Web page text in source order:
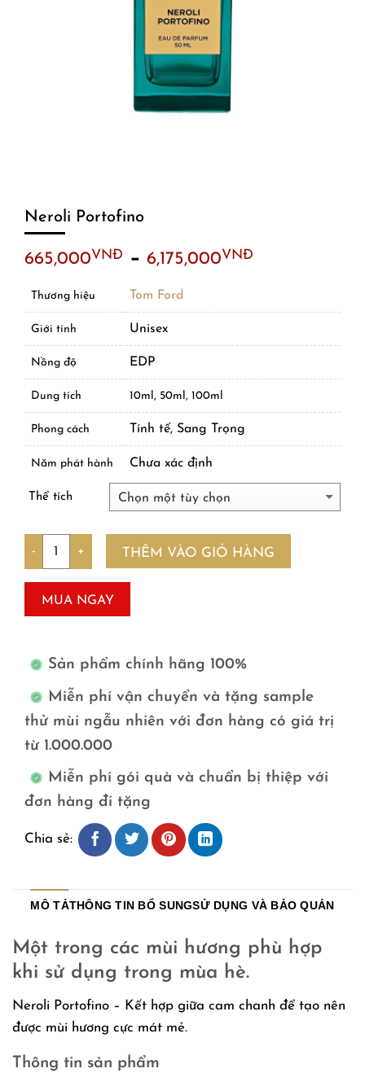
Neroli Portofino
665,000VNĐ – 6,175,000VNĐ
Thương hiệu Tom Ford
Giới tính Unisex
Nồng độ EDP
Dung tích 10ml, 50ml, 100ml
Phong cách Tính tế, Sang Trọng
Năm phát hành Chưa xác định
Thể tích
THÊM VÀO GIỎ HÀNG
MUA NGAY
Sản phẩm chính hãng 100%
Miễn phí vận chuyển và tặng sample
thử mùi ngẫu nhiên với đơn hàng có giá trị
từ 1.000.000
Miễn phí gói quà và chuẩn bị thiệp với
đơn hàng đi tặng
Chia sẻ:
MÔ TẢTHÔNG TIN BỔ SUNGSỬ DỤNG VÀ BẢO QUẢN
Một trong các mùi hương phù hợp
khi sử dụng trong mùa hè.
Neroli Portofino – Kết hợp giữa cam chanh để tạo nên
được mùi hương cực mát mẻ.
Thông tin sản phẩm